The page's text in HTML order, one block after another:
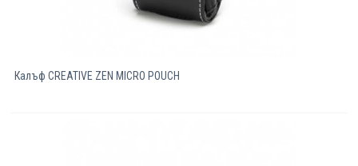
Калъф CREATIVE ZEN MICRO POUCH